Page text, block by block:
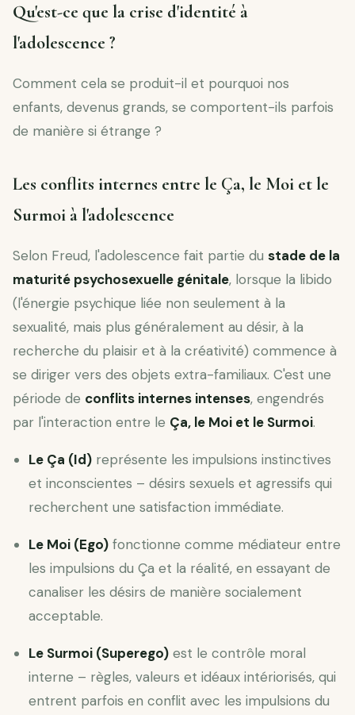
Qu'est-ce que la crise d'identité à
l'adolescence ?
Comment cela se produit-il et pourquoi nos
enfants, devenus grands, se comportent-ils parfois
de manière si étrange ?
Les conflits internes entre le Ça, le Moi et le
Surmoi à l'adolescence
Selon Freud, l'adolescence fait partie du stade de la
maturité psychosexuelle génitale, lorsque la libido
(l'énergie psychique liée non seulement à la
sexualité, mais plus généralement au désir, à la
recherche du plaisir et à la créativité) commence à
se diriger vers des objets extra-familiaux. C'est une
période de conflits internes intenses, engendrés
par l'interaction entre le Ça, le Moi et le Surmoi.
Le Ça (Id) représente les impulsions instinctives
et inconscientes – désirs sexuels et agressifs qui
recherchent une satisfaction immédiate.
Le Moi (Ego) fonctionne comme médiateur entre
les impulsions du Ça et la réalité, en essayant de
canaliser les désirs de manière socialement
acceptable.
Le Surmoi (Superego) est le contrôle moral
interne – règles, valeurs et idéaux intériorisés, qui
entrent parfois en conflit avec les impulsions du